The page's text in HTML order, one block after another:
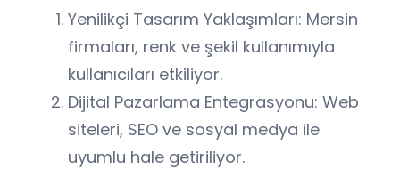
Yenilikçi Tasarım Yaklaşımları: Mersin
firmaları, renk ve şekil kullanımıyla
kullanıcıları etkiliyor.
Dijital Pazarlama Entegrasyonu: Web
siteleri, SEO ve sosyal medya ile
uyumlu hale getiriliyor.